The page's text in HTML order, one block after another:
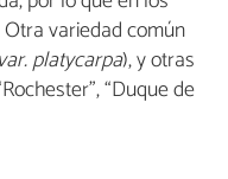
variedad común
platycarpa), y otras
“Duque de